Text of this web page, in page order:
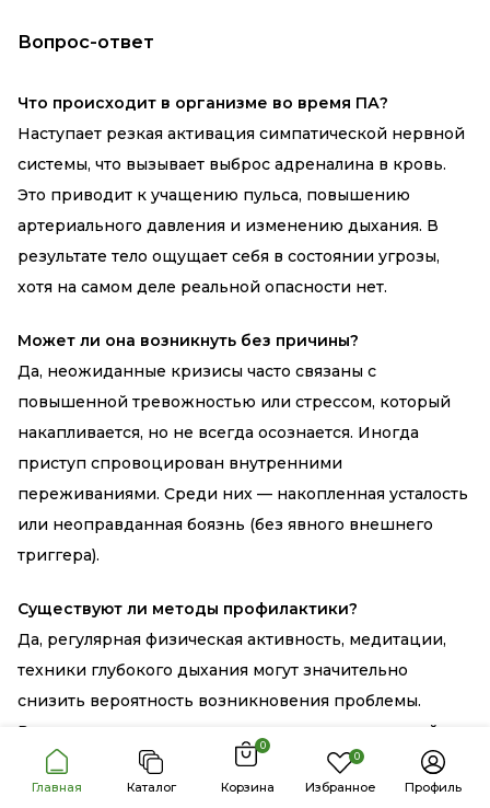
Главная Каталог
0
Корзина
0
Избранное Профиль
Вопрос-ответ
Что происходит в организме во время ПА?
Наступает резкая активация симпатической нервной
системы, что вызывает выброс адреналина в кровь.
Это приводит к учащению пульса, повышению
артериального давления и изменению дыхания. В
результате тело ощущает себя в состоянии угрозы,
хотя на самом деле реальной опасности нет.
Может ли она возникнуть без причины?
Да, неожиданные кризисы часто связаны с
повышенной тревожностью или стрессом, который
накапливается, но не всегда осознается. Иногда
приступ спровоцирован внутренними
переживаниями. Среди них — накопленная усталость
или неоправданная боязнь (без явного внешнего
триггера).
Существуют ли методы профилактики?
Да, регулярная физическая активность, медитации,
техники глубокого дыхания могут значительно
снизить вероятность возникновения проблемы.
Важно научиться распознавать тревогу на ранней
стадии и использовать методы релаксации, чтобы
предотвратить развитие неуправляемого страха.